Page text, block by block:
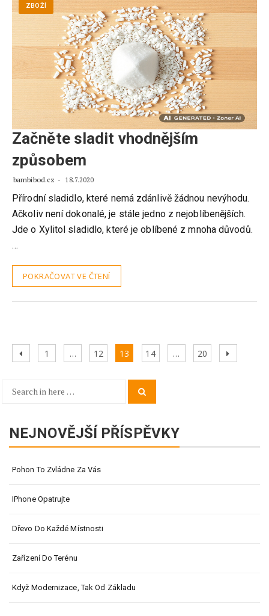
ZBOŽÍ
Začněte sladit vhodnějším
způsobem
bambibod.cz 18.7.2020
Přírodní sladidlo, které nemá zdánlivě žádnou nevýhodu.
Ačkoliv není dokonalé, je stále jedno z nejoblíbenějších.
Jde o Xylitol sladidlo, které je oblíbené z mnoha důvodů.
…
POKRAČOVAT VE ČTENÍ
Stránkování
PreviousPage
1 … Page
12 Page
13 Page
14 … Page
20
Next
Search
NEJNOVĚJŠÍ PŘÍSPĚVKY
Pohon To Zvládne Za Vás
IPhone Opatrujte
Dřevo Do Každé Místnosti
Zařízení Do Terénu
Když Modernizace, Tak Od Základu